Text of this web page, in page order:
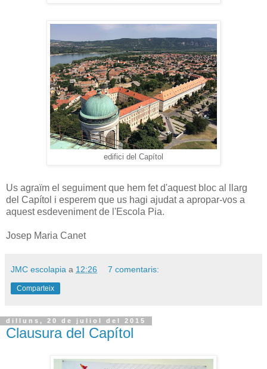
edifici del Capítol
Us agraïm el seguiment que hem fet d'aquest bloc al llarg
del Capítol i esperem que us hagi ajudat a apropar-vos a
aquest esdeveniment de l'Escola Pia.
Josep Maria Canet
JMC escolapia a 12:26 7 comentaris:
Comparteix
dilluns, 20 de juliol del 2015
Clausura del Capítol